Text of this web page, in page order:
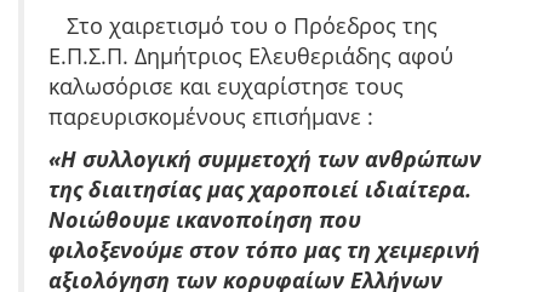
Στο χαιρετισμό του ο Πρόεδρος της
Ε.Π.Σ.Π. Δημήτριος Ελευθεριάδης αφού
καλωσόρισε και ευχαρίστησε τους
παρευρισκομένους επισήμανε :
«Η συλλογική συμμετοχή των ανθρώπων
της διαιτησίας μας χαροποιεί ιδιαίτερα.
Νοιώθουμε ικανοποίηση που
φιλοξενούμε στον τόπο μας τη χειμερινή
αξιολόγηση των κορυφαίων Ελλήνων